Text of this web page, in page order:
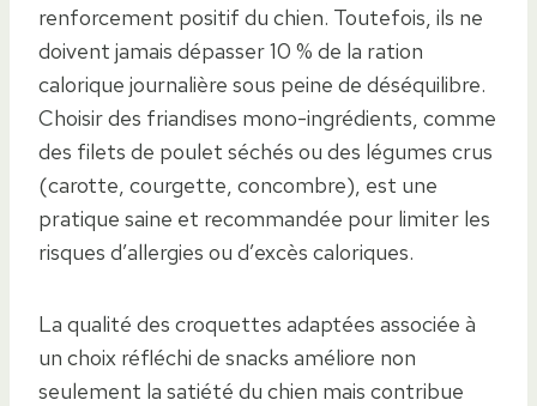
renforcement positif du chien. Toutefois, ils ne
doivent jamais dépasser 10 % de la ration
calorique journalière sous peine de déséquilibre.
Choisir des friandises mono-ingrédients, comme
des filets de poulet séchés ou des légumes crus
(carotte, courgette, concombre), est une
pratique saine et recommandée pour limiter les
risques d’allergies ou d’excès caloriques.
La qualité des croquettes adaptées associée à
un choix réfléchi de snacks améliore non
seulement la satiété du chien mais contribue